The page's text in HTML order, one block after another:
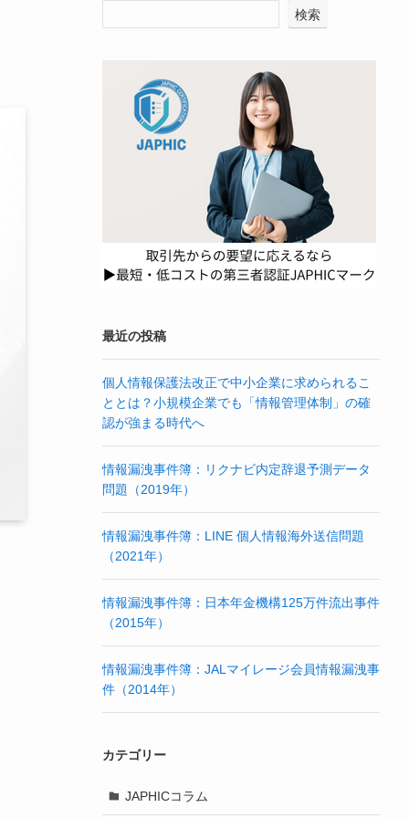
検索
最近の投稿
個人情報保護法改正で中小企業に求められるこ
ととは？小規模企業でも「情報管理体制」の確
認が強まる時代へ
情報漏洩事件簿：リクナビ内定辞退予測データ
問題（2019年）
情報漏洩事件簿：LINE 個人情報海外送信問題
（2021年）
情報漏洩事件簿：日本年金機構125万件流出事件
（2015年）
情報漏洩事件簿：JALマイレージ会員情報漏洩事
件（2014年）
カテゴリー
JAPHICコラム